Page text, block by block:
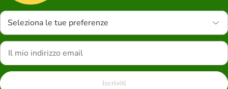
Seleziona le tue preferenze
Iscriviti